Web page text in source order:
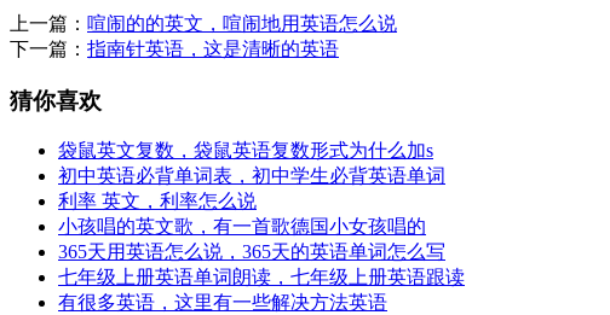
上一篇： 喧闹的的英文，喧闹地用英语怎么说
下一篇： 指南针英语，这是清晰的英语
猜你喜欢
袋鼠英文复数，袋鼠英语复数形式为什么加s
初中英语必背单词表，初中学生必背英语单词
利率 英文，利率怎么说
小孩唱的英文歌，有一首歌德国小女孩唱的
365天用英语怎么说，365天的英语单词怎么写
七年级上册英语单词朗读，七年级上册英语跟读
有很多英语，这里有一些解决方法英语